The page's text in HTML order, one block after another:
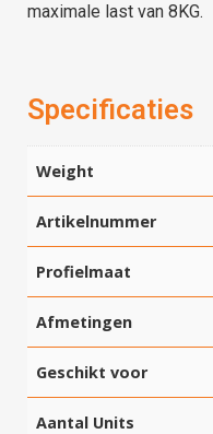
maximale last van 8KG.
Specificaties
Weight
Artikelnummer
Profielmaat
Afmetingen
Geschikt voor
Aantal Units